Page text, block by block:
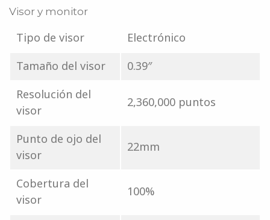
Visor y monitor
Tipo de visor
Electrónico
Tamaño del visor
0.39″
Resolución del
visor
2,360,000 puntos
Punto de ojo del
visor
22mm
Cobertura del
visor
100%